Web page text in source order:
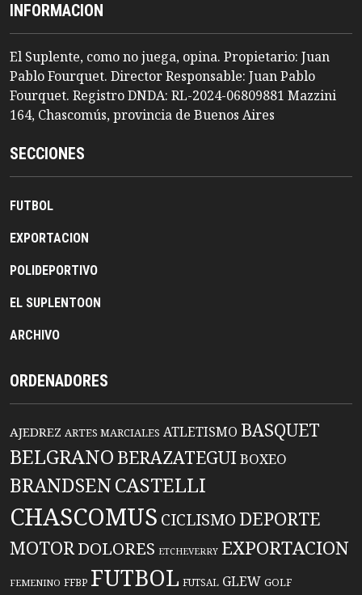
INFORMACION
El Suplente, como no juega, opina. Propietario: Juan
Pablo Fourquet. Director Responsable: Juan Pablo
Fourquet. Registro DNDA: RL-2024-06809881 Mazzini
164, Chascomús, provincia de Buenos Aires
SECCIONES
FUTBOL
EXPORTACION
POLIDEPORTIVO
EL SUPLENTOON
ARCHIVO
ORDENADORES
AJEDREZ ARTES MARCIALES ATLETISMO BASQUET
BELGRANO BERAZATEGUIBOXEO
BRANDSENCASTELLI
CHASCOMUS CICLISMO DEPORTE
MOTORDOLORES ETCHEVERRY EXPORTACION
FEMENINO FFBP FUTBOL FUTSAL GLEW GOLF